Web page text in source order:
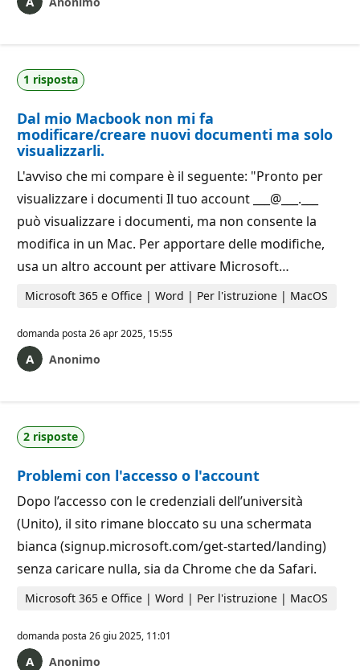
1 risposta
Dal mio Macbook non mi fa
modificare/creare nuovi documenti ma solo
visualizzarli.
L'avviso che mi compare è il seguente: "Pronto per
visualizzare i documenti Il tuo account ___@___.___
può visualizzare i documenti, ma non consente la
modifica in un Mac. Per apportare delle modifiche,
usa un altro account per attivare Microsoft…
Microsoft 365 e Office | Word | Per l'istruzione | MacOS
domanda posta 26 apr 2025, 15:55
Anonimo
2 risposte
Problemi con l'accesso o l'account
Dopo l’accesso con le credenziali dell’università
(Unito), il sito rimane bloccato su una schermata
bianca (signup.microsoft.com/get-started/landing)
senza caricare nulla, sia da Chrome che da Safari.
Microsoft 365 e Office | Word | Per l'istruzione | MacOS
domanda posta 26 giu 2025, 11:01
Anonimo